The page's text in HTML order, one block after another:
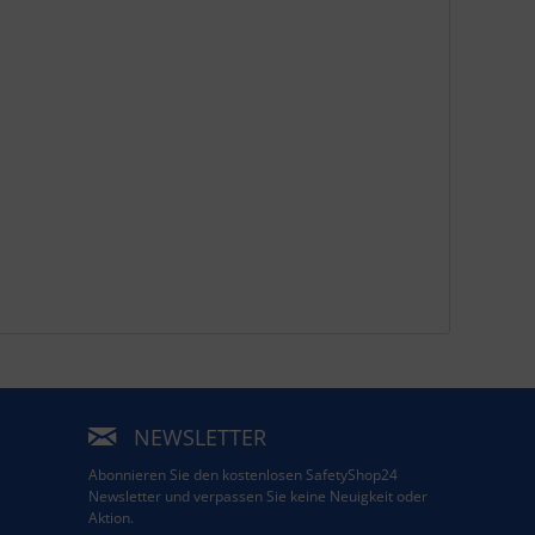
NEWSLETTER
Abonnieren Sie den kostenlosen SafetyShop24
Newsletter und verpassen Sie keine Neuigkeit oder
Aktion.